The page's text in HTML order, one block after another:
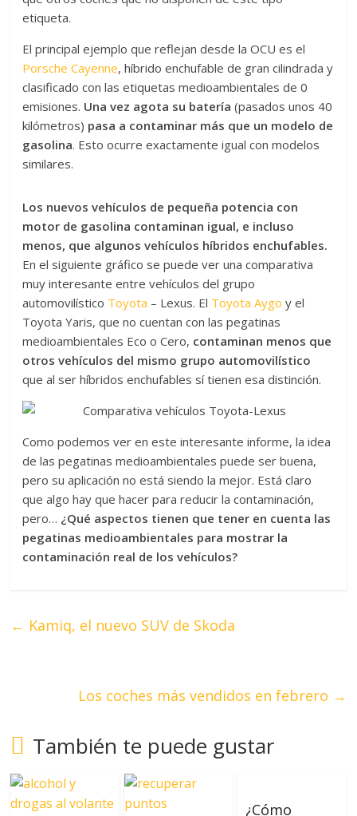
etiqueta.
El principal ejemplo que reflejan desde la OCU es el
Porsche Cayenne, híbrido enchufable de gran cilindrada y
clasificado con las etiquetas medioambientales de 0
emisiones. Una vez agota su batería (pasados unos 40
kilómetros) pasa a contaminar más que un modelo de
gasolina. Esto ocurre exactamente igual con modelos
similares.
Los nuevos vehículos de pequeña potencia con
motor de gasolina contaminan igual, e incluso
menos, que algunos vehículos híbridos enchufables.
En el siguiente gráfico se puede ver una comparativa
muy interesante entre vehículos del grupo
automovilístico Toyota – Lexus. El Toyota Aygo y el
Toyota Yaris, que no cuentan con las pegatinas
medioambientales Eco o Cero, contaminan menos que
otros vehículos del mismo grupo automovilístico
que al ser híbridos enchufables sí tienen esa distinción.
Como podemos ver en este interesante informe, la idea
de las pegatinas medioambientales puede ser buena,
pero su aplicación no está siendo la mejor. Está claro
que algo hay que hacer para reducir la contaminación,
pero… ¿Qué aspectos tienen que tener en cuenta las
pegatinas medioambientales para mostrar la
contaminación real de los vehículos?
← Kamiq, el nuevo SUV de Skoda
Los coches más vendidos en febrero →
También te puede gustar
¿Cómo